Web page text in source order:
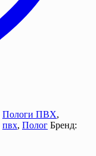
Пологи ПВХ,
пвх, Полог Бренд: